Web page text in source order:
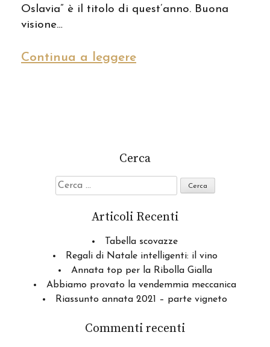
Oslavia” è il titolo di quest’anno. Buona
visione…
Continua a leggere
Cerca
Ricerca
per:
Articoli Recenti
Tabella scovazze
Regali di Natale intelligenti: il vino
Annata top per la Ribolla Gialla
Abbiamo provato la vendemmia meccanica
Riassunto annata 2021 – parte vigneto
Commenti recenti